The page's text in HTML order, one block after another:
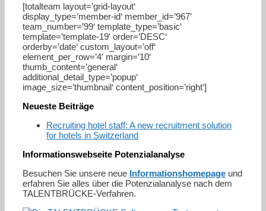
[totalteam layout=’grid-layout‘
display_type=’member-id‘ member_id=’967′
team_number=’99‘ template_type=’basic‘
template=’template-19′ order=’DESC‘
orderby=’date‘ custom_layout=’off‘
element_per_row=’4′ margin=’10‘
thumb_content=’general‘
additional_detail_type=’popup‘
image_size=’thumbnail‘ content_position=’right‘]
Neueste Beiträge
Recruiting hotel staff: A new recruitment solution
for hotels in Switzerland
Informationswebseite Potenzialanalyse
Besuchen Sie unsere neue Informationshomepage und
erfahren Sie alles über die Potenzialanalyse nach dem
TALENTBRÜCKE-Verfahren.